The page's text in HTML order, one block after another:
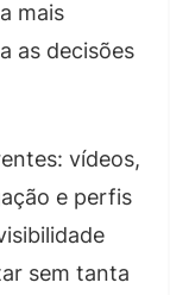
mais
as decisões
vídeos,
e perfis
sem tanta